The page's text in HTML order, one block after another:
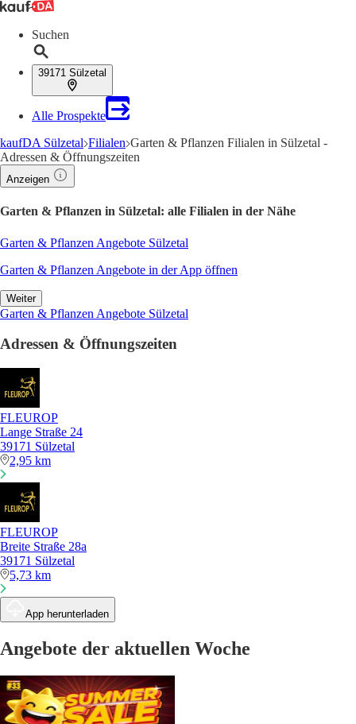
Suchen
39171 Sülzetal
Alle Prospekte
kaufDA Sülzetal Filialen Garten & Pflanzen Filialen in Sülzetal -
Adressen & Öffnungszeiten
Anzeigen
Garten & Pflanzen in Sülzetal: alle Filialen in der Nähe
Garten & Pflanzen Angebote Sülzetal
Garten & Pflanzen Angebote in der App öffnen
Weiter
Garten & Pflanzen Angebote Sülzetal
Adressen & Öffnungszeiten
FLEUROP
Lange Straße 24
39171 Sülzetal
2,95 km
FLEUROP
Breite Straße 28a
39171 Sülzetal
5,73 km
App herunterladen
Angebote der aktuellen Woche